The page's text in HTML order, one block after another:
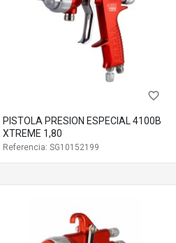
favorite_border
PISTOLA PRESION ESPECIAL 4100B
XTREME 1,80
Referencia: SG10152199